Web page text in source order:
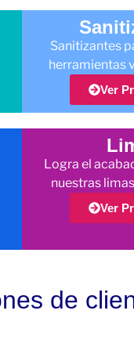
Sanitizantes
herramientas
Ver
Logra el
nuestras
Ver
de